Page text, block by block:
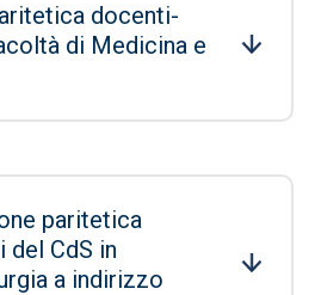
docenti-
di Medicina e
paritetica
CdS in
a indirizzo